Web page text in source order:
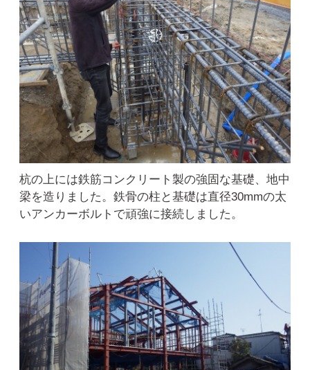
杭の上には鉄筋コンクリート製の強固な基礎、地中
梁を造りました。鉄骨の柱と基礎は直径30mmの太
いアンカーボルトで頑強に接続しました。